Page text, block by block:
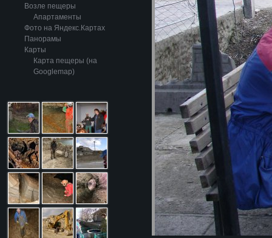
Возле пещеры
Апартаменты
Фото на Яндекс.Картах
Панорамы
Карты
Карта пещеры (на
Googlemap)